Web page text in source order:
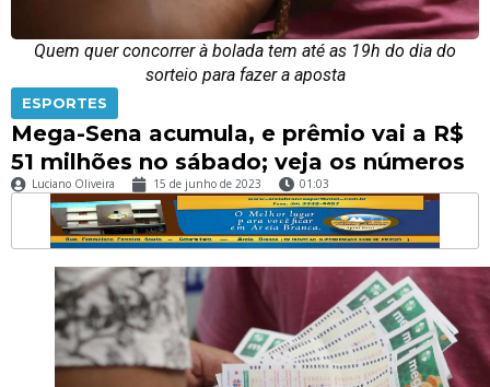
Quem quer concorrer à bolada tem até as 19h do dia do
sorteio para fazer a aposta
ESPORTES
Mega-Sena acumula, e prêmio vai a R$
51 milhões no sábado; veja os números
Luciano Oliveira 15 de junho de 2023 01:03